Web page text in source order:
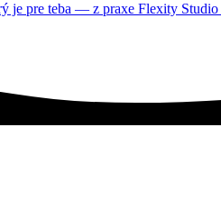
je pre teba — z praxe Flexity Studio